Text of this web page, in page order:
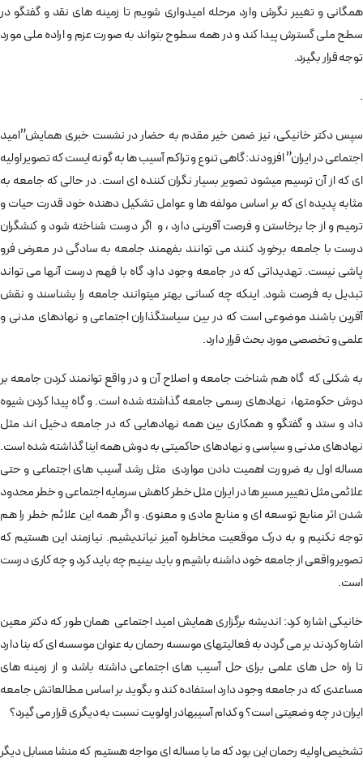
همگانی و تغییر نگرش وارد مرحله امیدواری شویم تا زمینه های نقد و گفتگو در
سطح ملی گسترش پیدا کند و در همه سطوح بتواند به صورت عزم و اراده ملی مورد
توجه قرار بگیرد.
.
سپس دکتر خانیکی،‌ نیز ضمن خیر مقدم به حضار در نشست خبری همایش”امید
اجتماعی در ایران” افزودند: گاهی تنوع و تراکم آسیب ها به گونه ایست که تصویر اولیه
ای که از آن ترسیم میشود تصویر بسیار نگران کننده ای است. در حالی که جامعه به
مثابه پدیده ای که بر اساس مولفه ها و عوامل تشکیل دهنده خود قدرت حیات و
ترمیم و از جا برخاستن و فرصت آفرینی دارد ، و اگر درست شناخته شود و کنشگران
درست با جامعه برخورد کنند می توانند بفهمند جامعه به سادگی در معرض فرو
پاشی نیست. تهدیداتی که در جامعه وجود دارد گاه با فهم درست آنها می تواند
تبدیل به فرصت شود. اینکه چه کسانی بهتر میتوانند جامعه را بشناسند و نقش
آفرین باشند موضوعی است که در بین سیاستگذاران اجتماعی و نهادهای مدنی و
علمی و تخصصی مورد بحث قرار دارد.
به شکلی که گاه هم شناخت جامعه و اصلاح آن و در واقع توانمند کردن جامعه بر
دوش حکومتها، نهادهای رسمی جامعه گذاشته شده است. و گاه پیدا کردن شیوه
داد و ستد و گفتگو و همکاری بین همه نهادهایی که در جامعه دخیل اند مثل
نهادهای مدنی و سیاسی و نهادهای حاکمیتی به دوش همه اینا گذاشته شده است.
مساله اول به ضرورت اهمیت دادن مواردی مثل رشد آسیب های اجتماعی و حتی
علائمی مثل تغییر مسیر ها در ایران مثل خطر کاهش سرمایه اجتماعی و خطر محدود
شدن اثر منابع توسعه ای و منابع مادی و معنوی. و اگر همه این علائم خطر را هم
توجه نکنیم و به درک موقعیت مخاطره آمیز نیاندیشیم. نیازمند این هستیم که
تصویر واقعی از جامعه خود داشنه باشیم و باید بینیم چه باید کرد و چه کاری درست
است.
خانیکی اشاره کرد: اندیشه برگزاری همایش امید اجتماعی همان طور که دکتر معین
اشاره کردند بر می گردد به فعالیتهای موسسه رحمان به عنوان موسسه ای که بنا دارد
تا راه حل های علمی برای حل آسیب های اجتماعی داشته باشد و از زمینه های
مساعدی که در جامعه وجود دارد استفاده کند و بگوید بر اساس مطالعاتش جامعه
ایران در چه وضعیتی است؟ و کدام آسیبهادر اولویت نسبت به دیگری قرار می گیرد؟
تشخیص اولیه رحمان این بود که ما با مساله ای مواجه هستیم که منشا مسابل دیگر